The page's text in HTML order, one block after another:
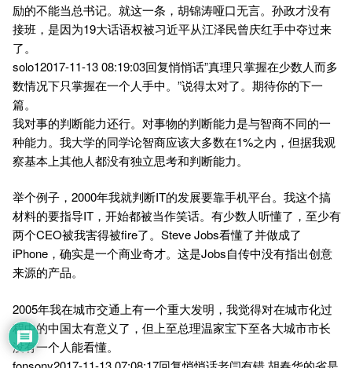
励的不能当总书记。就这一条，胡锦涛哑口无言。孙政才没有
接班，是因为19大话语权被习近平从江泽民曾庆红手中夺过来
了。
solo12017-11-13 08:19:03回复悄悄话”真理只掌握在少数人而多
数情况下只掌握在一个人手中。”说得太对了。期待你的下一
篇。
我对事的判断能力还行。对事物的判断能力是与智商不同的一
种能力。我大学的同学论智商应该大多数在1%之内，但据我观
察基本上其他人都没有独立思考和判断能力。
举个例子，2000年我就判断IT的发展要靠手机平台。我这个搞
材料的要指导IT，开始都被当作笑话。有少数人听懂了，至少有
两个CEO被我害得被fire了。Steve Jobs看懂了并做成了
iPhone，确实是一个商业奇才。这是Jobs自传中没有指出创意
来源的产品。
2005年我在城市交通上有一个重大发明，我觉得对在城市化过
程中的中国太有意义了，但上至总理温家宝下至各大城市市长
没有一个人能看懂。